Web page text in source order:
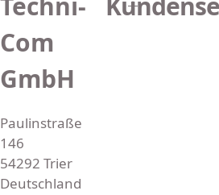
Com
GmbH
Paulinstraße
146
54292 Trier
Deutschland